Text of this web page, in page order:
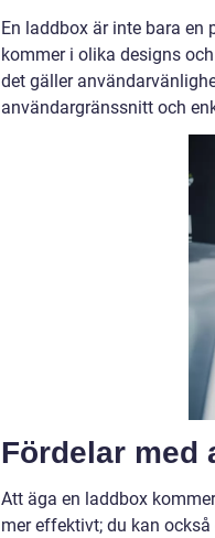
En laddbox är inte bara en
kommer i olika designs
det gäller
användargränssnitt och
Fördelar med
Att äga en laddbox
mer effektivt; du kan